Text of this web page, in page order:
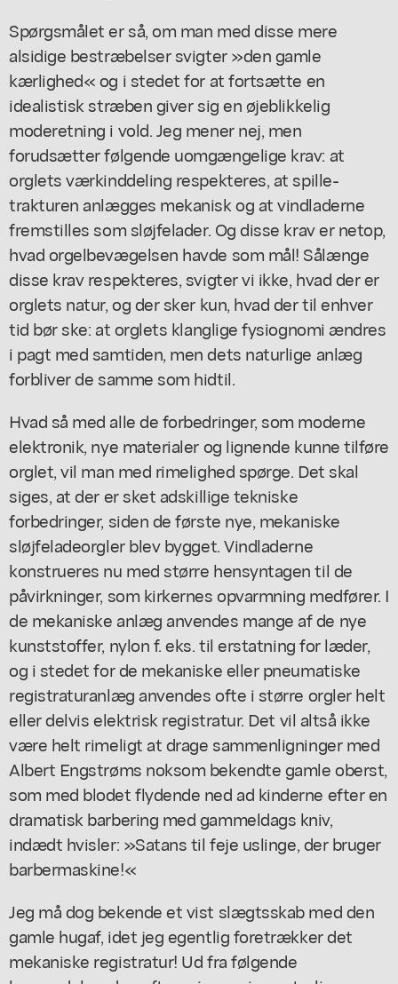
Spørgsmålet er så, om man med disse mere
alsidige bestræbelser svigter »den gamle
kærlighed« og i stedet for at fortsætte en
idealistisk stræben giver sig en øjeblikkelig
moderetning i vold. Jeg mener nej, men
forudsætter følgende uomgængelige krav: at
orglets værkinddeling respekteres, at spille-
trakturen anlægges mekanisk og at vindladerne
fremstilles som sløjfelader. Og disse krav er netop,
hvad orgelbevægelsen havde som mål! Sålænge
disse krav respekteres, svigter vi ikke, hvad der er
orglets natur, og der sker kun, hvad der til enhver
tid bør ske: at orglets klanglige fysiognomi ændres
i pagt med samtiden, men dets naturlige anlæg
forbliver de samme som hidtil.
Hvad så med alle de forbedringer, som moderne
elektronik, nye materialer og lignende kunne tilføre
orglet, vil man med rimelighed spørge. Det skal
siges, at der er sket adskillige tekniske
forbedringer, siden de første nye, mekaniske
sløjfeladeorgler blev bygget. Vindladerne
konstrueres nu med større hensyntagen til de
påvirkninger, som kirkernes opvarmning medfører. I
de mekaniske anlæg anvendes mange af de nye
kunststoffer, nylon f. eks. til erstatning for læder,
og i stedet for de mekaniske eller pneumatiske
registraturanlæg anvendes ofte i større orgler helt
eller delvis elektrisk registratur. Det vil altså ikke
være helt rimeligt at drage sammenligninger med
Albert Engstrøms noksom bekendte gamle oberst,
som med blodet flydende ned ad kinderne efter en
dramatisk barbering med gammeldags kniv,
indædt hvisler: »Satans til feje uslinge, der bruger
barbermaskine!«
Jeg må dog bekende et vist slægtsskab med den
gamle hugaf, idet jeg egentlig foretrækker det
mekaniske registratur! Ud fra følgende